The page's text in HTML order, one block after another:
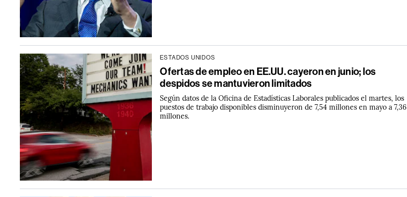
ESTADOS UNIDOS
Ofertas de empleo en EE.UU. cayeron en junio; los
despidos se mantuvieron limitados
Según datos de la Oficina de Estadísticas Laborales publicados el martes, los
puestos de trabajo disponibles disminuyeron de 7,54 millones en mayo a 7,36
millones.